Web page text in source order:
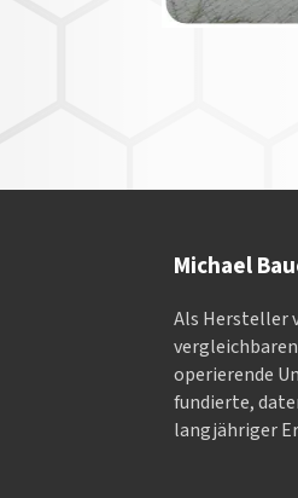
Michael
Als Hersteller
ope­rieren­de
fundierte,
langjähriger